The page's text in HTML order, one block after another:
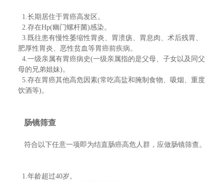
1.长期居住于胃癌高发区。
2.存在Hp(幽门螺杆菌)感染。
3.既往患有慢性萎缩性胃炎、胃溃疡、胃息肉、术后残胃、
肥厚性胃炎、恶性贫血等胃癌前疾病。
4.一级亲属有胃癌病史(一级亲属指的是父母、子女以及同父
母的兄弟姐妹)。
5.存在胃癌其他高危因素(常吃高盐和腌制食物、吸烟、重度
饮酒等)。
肠镜筛查
符合以下任意一项即为结直肠癌高危人群，应做肠镜筛查。
1.年龄超过40岁。